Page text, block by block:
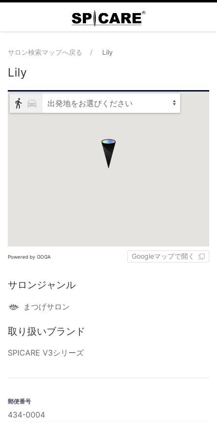
サロン検索マップへ戻る Lily
Lily
出発地をお選びください
Powered by GOGA Googleマップで開く
サロンジャンル
まつげサロン
取り扱いブランド
SPICARE V3シリーズ
郵便番号
434-0004